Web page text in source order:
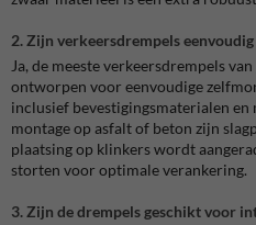
2. Zijn verkeersdrempels
Ja, de meeste verkeersdrempels van
ontworpen voor eenvoudige
inclusief bevestigingsmaterialen
montage op asfalt of beton zijn
plaatsing op klinkers wordt
storten voor optimale verankering.
3. Zijn de drempels geschikt voor